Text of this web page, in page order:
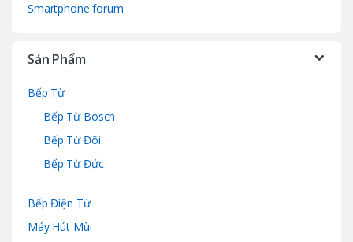
Smartphone forum
Sản Phẩm
Bếp Từ
Bếp Từ Bosch
Bếp Từ Đôi
Bếp Từ Đức
Bếp Điện Từ
Máy Hút Mùi